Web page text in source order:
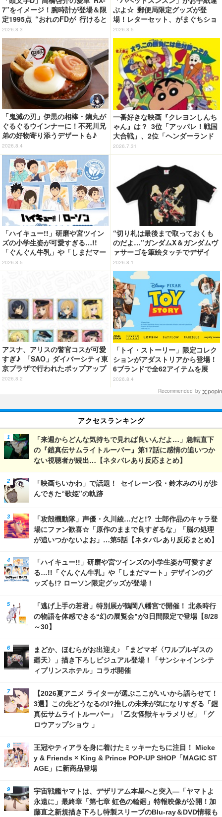
7”をイメージ！腕時計が登場＆限
定1995点 “おれのFDが 行けると
教えてくれてる…!!”
2026.8.3
ぶよ☆ 郵便局限定グッズが登
場！レターセット、がまぐちショ
ルダーバッグなど全5種【8月12日
～】
2026.8.5
「鬼滅の刃」伊黒の相棒・鏑丸が
ぐるぐるウインナーに！不死川兄
弟の好物寄り添うデザートも♪
「ジョイフル」コラボ第3弾・第4
弾決定【8月18日～】
2026.8.4
一番好きな映画『クレヨンしんち
ゃん』は？ 3位「アッパレ！戦国
大合戦」、2位「ヘンダーランド
の大冒険」、1位は…？【『映画
クレヨンしんちゃん 奇々怪々！
オラの妖怪バケ～ション』公開記
2026.7.31
「ハイキュー!!」研磨や宮ツイン
ズの小学生姿が可愛すぎる…!!
「ぐんぐん牛乳」や「しまだマー
ト」デザインのグッズも!? ロー
ソン限定グッズが登場！
2026.8.5
“切り札は最後まで取っておくも
のだよ…”ガンダムX＆ガンダムヴ
ァサーゴを筆絵タッチでデザイ
ン！「ガンダムX」Tシャツ発売
2026.8.1
アスナ、アリスの警官コスが可愛
すぎ♪ 「SAO」ダイバーシティ東
京プラザで行われたポップアップ
ショップの事後通販がスタート！
2026.8.2
「トイ・ストーリー」限定コレク
ションがアダストリアから登場！
6ブランドで全62アイテムを展
開 店舗で購入するとオリジナル
2026.8.4
Recommended by
アクセスランキング
「来週からどんな気持ちで見れば良いんだよ…」急転直下
の『鎧真伝サムライトルーパー』第17話に感情の追いつか
ない視聴者が続出…【ネタバレあり反応まとめ】
「映画ちいかわ」で話題！ セイレーン役・鈴木みのりが歩
んできた“歌姫”の軌跡
「攻殻機動隊」声優・久川綾…だと!? 士郎作品のキャラ登
場にファン歓喜☆「原作のままで良すぎるな」「脳の処理
が追いつかないよお」…第5話【ネタバレあり反応まとめ】
「ハイキュー!!」研磨や宮ツインズの小学生姿が可愛すぎ
る…!!「ぐんぐん牛乳」や「しまだマート」デザインのグ
ッズも!? ローソン限定グッズが登場！
「逃げ上手の若君」特別展が鶴岡八幡宮で開催！ 北条時行
の物語を体感できる“幻の展覧会”が3日間限定で登場【8/28
～30】
まどか、ほむらがお出迎え♪ 「まどマギ〈ワルプルギスの
廻天〉」描き下ろしビジュアル登場！「サンシャインシテ
ィプリンスホテル」コラボ開催
【2026夏アニメ ライターが選ぶここがいいから語らせて！
3選】この先どうなるの!?推しの未来が気になりすぎる「鎧
真伝サムライトルーパー」「乙女怪獣キャラメリゼ」「グ
ロウアップショウ 」
王冠やティアラを身に着けたミッキーたちに注目！ Micke
y & Friends × King & Prince POP-UP SHOP「MAGIC ST
AGE」に新商品登場
宇宙戦艦ヤマトは、デザリアム本星へと突入―「ヤマトよ
永遠に」最終章「第七章 虹色の輪廻」特報映像が公開！加
藤直之新規描き下ろし特製スリーブのBlu-ray＆DVD情報も